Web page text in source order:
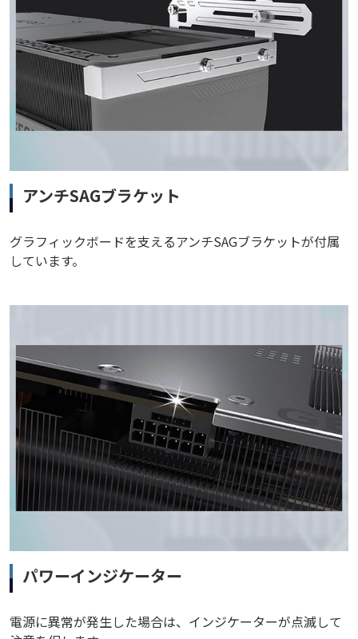
アンチSAGブラケット
グラフィックボードを支えるアンチSAGブラケットが付属
しています。
パワーインジケーター
電源に異常が発生した場合は、インジケーターが点滅して